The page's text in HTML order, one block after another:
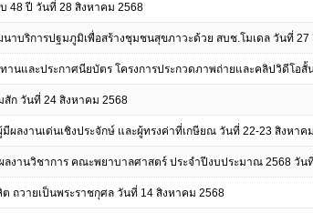
48 ปี วันที่ 28 สิงหาคม 2568
าบริการปฐมภูมิเพื่อสร้างชุมชนสุขภาวะด้วย สบช.โมเดล วันที่ 27
านและประกาศนียบัตร โครงการประกวดภาพถ่ายและคลิปวิดีโอ
ก วันที่ 24 สิงหาคม 2568
มีผลงานเด่นเชิงประจักษ์ และผู้ทรงค่าที่เกษียณ วันที่ 22-23 สิงหาค
ลงานวิชาการ คณะพยาบาลศาสตร์ ประจำปีงบประมาณ 2568 วัน
ถวายเป็นพระราชกุศล วันที่ 14 สิงหาคม 2568